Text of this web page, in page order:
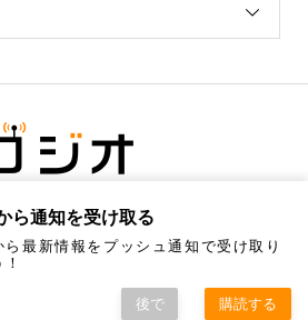
報にちょっと塩をひとつまみ. All Rights Reserved.
ら通知を受け取る
ら最新情報をプッシュ通知で受け取り
後で 購読する